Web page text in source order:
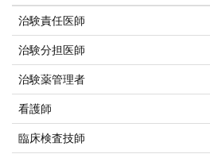
治験責任医師
治験分担医師
治験薬管理者
看護師
臨床検査技師